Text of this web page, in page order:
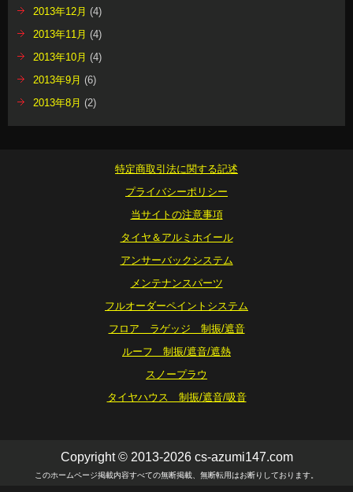
2013年12月 (4)
2013年11月 (4)
2013年10月 (4)
2013年9月 (6)
2013年8月 (2)
特定商取引法に関する記述
プライバシーポリシー
当サイトの注意事項
タイヤ＆アルミホイール
アンサーバックシステム
メンテナンスパーツ
フルオーダーペイントシステム
フロア ラゲッジ 制振/遮音
ルーフ 制振/遮音/遮熱
スノープラウ
タイヤハウス 制振/遮音/吸音
Copyright © 2013-2026 cs-azumi147.com
このホームページ掲載内容すべての無断掲載、無断転用はお断りしております。